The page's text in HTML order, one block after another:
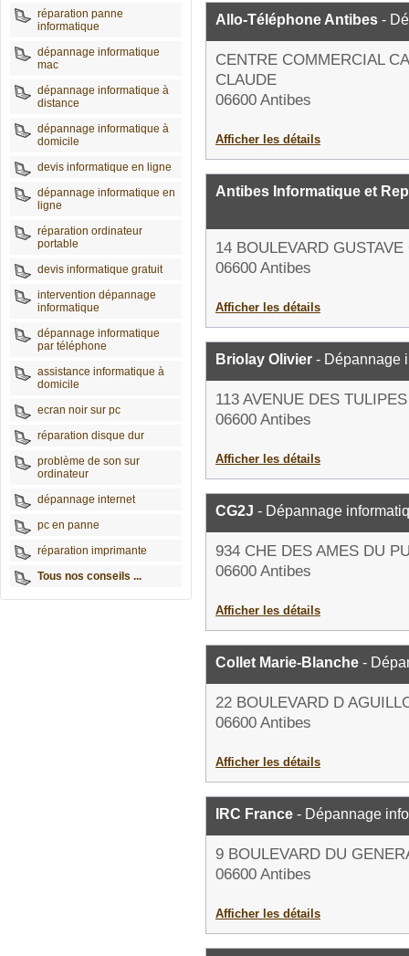
réparation panne
informatique
dépannage informatique
mac
dépannage informatique à
distance
dépannage informatique à
domicile
devis informatique en ligne
dépannage informatique en
ligne
réparation ordinateur
portable
devis informatique gratuit
intervention dépannage
informatique
dépannage informatique
par téléphone
assistance informatique à
domicile
ecran noir sur pc
réparation disque dur
problème de son sur
ordinateur
dépannage internet
pc en panne
réparation imprimante
Tous nos conseils ...
Allo-Téléphone Antibes -
CENTRE COMMERCIAL
CLAUDE
06600 Antibes
Afficher les détails
Antibes Informatique et
14 BOULEVARD
06600 Antibes
Afficher les détails
Briolay Olivier - Dépannage
113 AVENUE DES TULIPES
06600 Antibes
Afficher les détails
CG2J - Dépannage
934 CHE DES AMES DU
06600 Antibes
Afficher les détails
Collet Marie-Blanche -
22 BOULEVARD D
06600 Antibes
Afficher les détails
IRC France - Dépannage
9 BOULEVARD DU
06600 Antibes
Afficher les détails